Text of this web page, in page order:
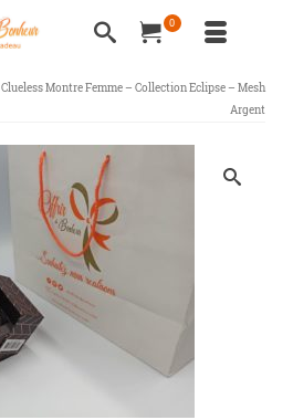
0
Clueless Montre Femme – Collection Eclipse – Mesh
Argent